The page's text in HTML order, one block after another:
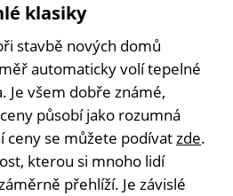
klasiky
stavbě nových domů
automaticky volí tepelné
Je všem dobře známé,
působí jako rozumná
ceny se můžete podívatzde.
kterou si mnoho lidí
přehlíží. Je závislé